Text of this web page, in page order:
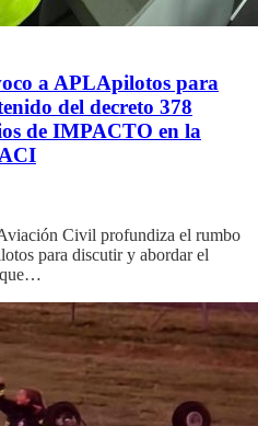
a APLApilotos para
del decreto 378
de IMPACTO en la
Civil profundiza el rumbo
para discutir y abordar el
que…